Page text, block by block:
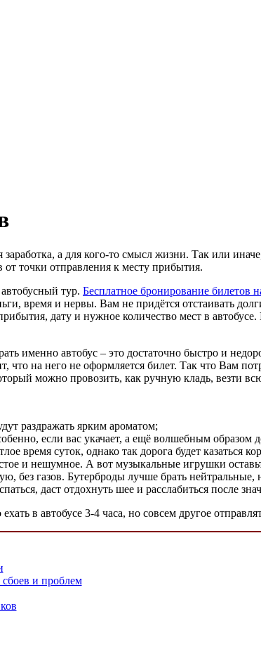
а для кого-то смысл жизни. Так или
от точки отправления к месту прибытия.
тур. Бесплатное бронирование билетов
время и нервы. Вам не придётся отстаивать
дату и нужное количество мест в
именно автобус – это достаточно быстро и
что на него не оформляется билет. Так что Вам
можно провозить, как ручную кладь, везти
раздражать ярким ароматом;
если вас укачает, а ещё волшебным
время суток, однако так дорога будет казаться
и нешумное. А вот музыкальные игрушки
без газов. Бутерброды лучше брать
даст отдохнуть шее и расслабиться после
в автобусе 3-4 часа, но совсем другое
и проблем